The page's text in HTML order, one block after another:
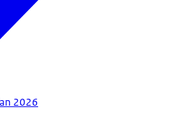
2026